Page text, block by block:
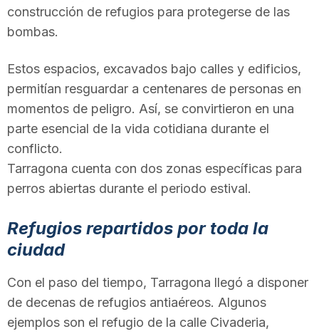
construcción de refugios para protegerse de las
bombas.
Estos espacios, excavados bajo calles y edificios,
permitían resguardar a centenares de personas en
momentos de peligro. Así, se convirtieron en una
parte esencial de la vida cotidiana durante el
conflicto.
Tarragona cuenta con dos zonas específicas para
perros abiertas durante el periodo estival.
Refugios repartidos por toda la
ciudad
Con el paso del tiempo, Tarragona llegó a disponer
de decenas de refugios antiaéreos. Algunos
ejemplos son el refugio de la calle Civaderia,